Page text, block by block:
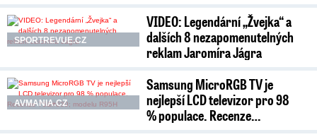
SPORTREVUE.CZ
VIDEO: Legendární „Žvejka“ a
dalších 8 nezapomenutelných
reklam Jaromíra Jágra
AVMANIA.CZ
Samsung MicroRGB TV je
nejlepší LCD televizor pro 98
% populace. Recenze…